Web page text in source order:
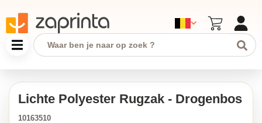
Lichte Polyester Rugzak - Drogenbos
10163510